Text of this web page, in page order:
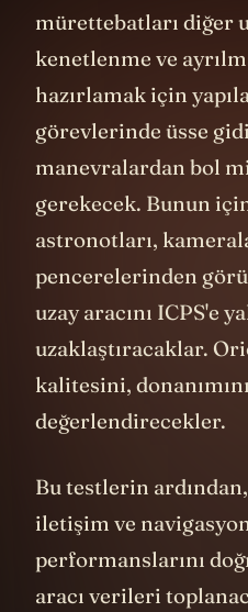
ederek test
mürettebatları diğer
kenetlenme ve
hazırlamak için
görevlerinde üsse
manevralardan bol
gerekecek. Bunun
astronotları,
pencerelerinden
uzay aracını ICPS'e
uzaklaştıracaklar.
kalitesini, donanımını
Bu testlerin ardından,
iletişim ve
performanslarını